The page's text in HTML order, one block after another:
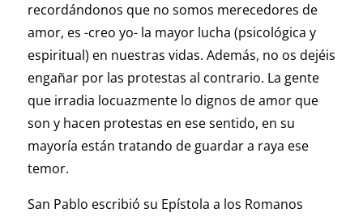
recordándonos que no somos merecedores de
amor, es -creo yo- la mayor lucha (psicológica y
espiritual) en nuestras vidas. Además, no os dejéis
engañar por las protestas al contrario. La gente
que irradia locuazmente lo dignos de amor que
son y hacen protestas en ese sentido, en su
mayoría están tratando de guardar a raya ese
temor.
San Pablo escribió su Epístola a los Romanos